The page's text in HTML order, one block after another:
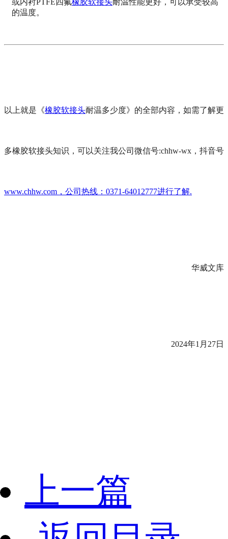
或内衬PTFE四氟橡胶软接头耐温性能更好，可以承受较高
的温度。
以上就是《橡胶软接头耐温多少度》的全部内容，如需了解更
多橡胶软接头知识，可以关注我公司微信号:chhw-wx，抖音号
www.chhw.com，公司热线：0371-64012777进行了解.
华威文库
2024年1月27日
上一篇